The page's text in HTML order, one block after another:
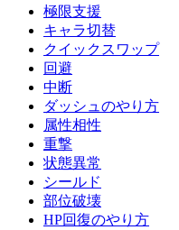
極限支援
キャラ切替
クイックスワップ
回避
中断
ダッシュのやり方
属性相性
重撃
状態異常
シールド
部位破壊
HP回復のやり方